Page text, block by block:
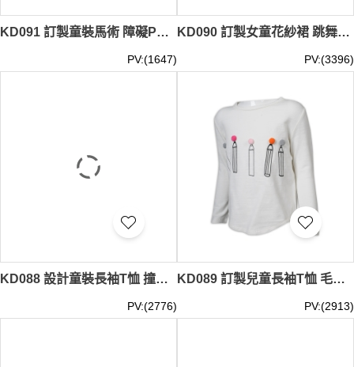
KD091 訂製童裝馬術 障礙POLO恤 設計拼接色印花POLO恤 POLO恤中心 澳洲
PV:(1647)
KD090 訂製女童花紗裙 跳舞裙 連褲裙 95%棉 5%氨綸 台灣 童裝生產商 藍色
PV:(3396)
KD088 設計童裝長袖T恤 撞色條紋袖 假兩件 長袖 95%棉 5%氨綸 台灣 童裝製衣廠 黑色 假兩件t恤
PV:(2776)
KD089 訂製兒童長袖T恤 毛毛球 圖案 毛球裝飾 95%棉 5%氨綸 台灣 童裝生產商 白色
PV:(2913)